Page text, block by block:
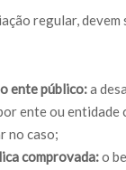
regular,
ente público:a
ente ou entidade
no caso;
comprovada:o